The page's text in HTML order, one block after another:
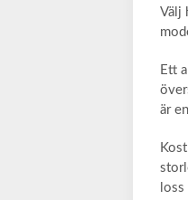
Välj
Ett
är